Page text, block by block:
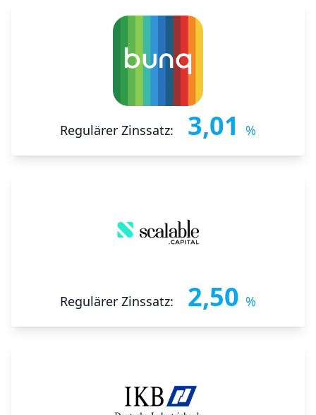
Regulärer Zinssatz: 3,01 %
Regulärer Zinssatz: 2,50 %